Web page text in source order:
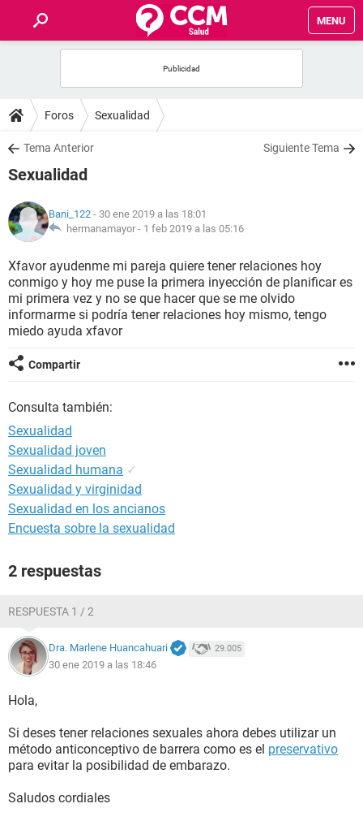
MENU
FOROS
SALUD
NUTRICIÓN
BIENESTAR
SEXUALIDAD
GLOSARIO
Foros Sexualidad
Tema Anterior Siguiente Tema
Sexualidad
Bani_122 - 30 ene 2019 a las 18:01
hermanamayor - 1 feb 2019 a las 05:16
Xfavor ayudenme mi pareja quiere tener relaciones hoy
conmigo y hoy me puse la primera inyección de planificar es
mi primera vez y no se que hacer que se me olvido
informarme si podría tener relaciones hoy mismo, tengo
miedo ayuda xfavor
Compartir
Consulta también:
Sexualidad
Sexualidad joven
Sexualidad humana ✓
Sexualidad y virginidad
Sexualidad en los ancianos
Encuesta sobre la sexualidad
2 respuestas
RESPUESTA 1 / 2
Dra. Marlene Huancahuari 29.005
30 ene 2019 a las 18:46
Hola,
Si deses tener relaciones sexuales ahora debes utilizar un
método anticonceptivo de barrera como es el preservativo
para evitar la posibilidad de embarazo.
Saludos cordiales